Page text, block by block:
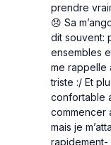
prendre
😞 Sa
dit souvent:
ensembles
me rappelle
triste :/ Et
confortable
commencer
mais je
rapidement-